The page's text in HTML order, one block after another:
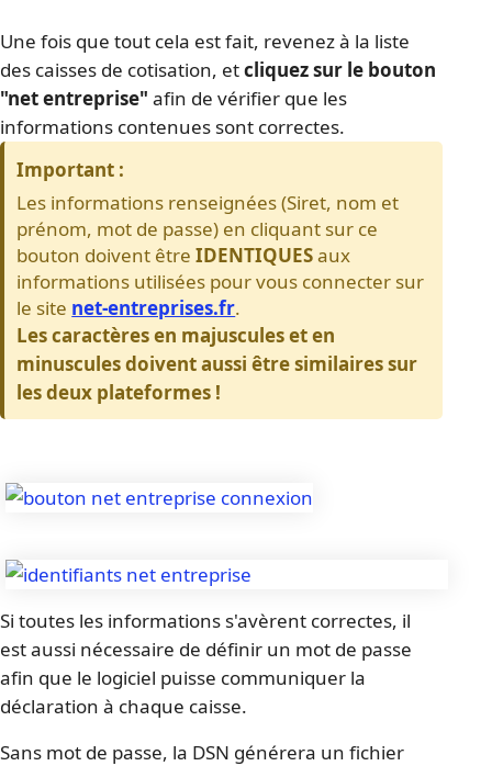
Une fois que tout cela est fait, revenez à la liste
des caisses de cotisation, et cliquez sur le bouton
"net entreprise" afin de vérifier que les
informations contenues sont correctes.
Important :
Les informations renseignées (Siret, nom et
prénom, mot de passe) en cliquant sur ce
bouton doivent être IDENTIQUES aux
informations utilisées pour vous connecter sur
le site net-entreprises.fr.
Les caractères en majuscules et en
minuscules doivent aussi être similaires sur
les deux plateformes !
Si toutes les informations s'avèrent correctes, il
est aussi nécessaire de définir un mot de passe
afin que le logiciel puisse communiquer la
déclaration à chaque caisse.
Sans mot de passe, la DSN générera un fichier